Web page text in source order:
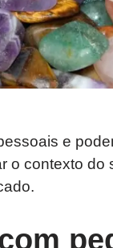
e
o contexto do